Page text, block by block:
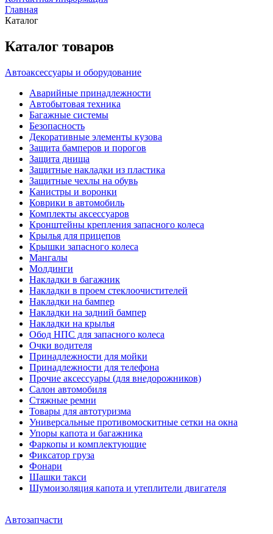
Главная
Каталог
Каталог товаров
Автоаксессуары и оборудование
Аварийные принадлежности
Автобытовая техника
Багажные системы
Безопасность
Декоративные элементы кузова
Защита бамперов и порогов
Защита днища
Защитные накладки из пластика
Защитные чехлы на обувь
Канистры и воронки
Коврики в автомобиль
Комплекты аксессуаров
Кронштейны крепления запасного колеса
Крылья для прицепов
Крышки запасного колеса
Мангалы
Молдинги
Накладки в багажник
Накладки в проем стеклоочистителей
Накладки на бампер
Накладки на задний бампер
Накладки на крылья
Обод НПС для запасного колеса
Очки водителя
Принадлежности для мойки
Принадлежности для телефона
Прочие аксессуары (для внедорожников)
Салон автомобиля
Стяжные ремни
Товары для автотуризма
Универсальные противомоскитные сетки на окна
Упоры капота и багажника
Фаркопы и комплектующие
Фиксатор груза
Фонари
Шашки такси
Шумоизоляция капота и утеплители двигателя
Автозапчасти